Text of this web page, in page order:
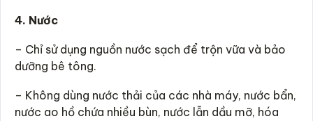
4. Nước
– Chỉ sử dụng nguồn nước sạch để trộn vữa và bảo
dưỡng bê tông.
– Không dùng nước thải của các nhà máy, nước bẩn,
nước ao hồ chứa nhiều bùn, nước lẫn dầu mỡ, hóa